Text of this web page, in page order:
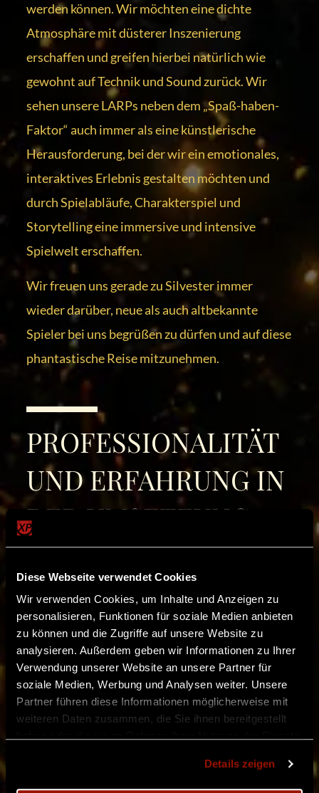
Diese Webseite verwendet Cookies
Wir verwenden Cookies, um Inhalte und Anzeigen zu
personalisieren, Funktionen für soziale Medien anbieten
zu können und die Zugriffe auf unsere Website zu
analysieren. Außerdem geben wir Informationen zu Ihrer
Verwendung unserer Website an unsere Partner für
soziale Medien, Werbung und Analysen weiter. Unsere
Partner führen diese Informationen möglicherweise mit
weiteren Daten zusammen, die Sie ihnen bereitgestellt
Details zeigen
werden können. Wir möchten eine dichte
Atmosphäre mit düsterer Inszenierung
erschaffen und greifen hierbei natürlich wie
gewohnt auf Technik und Sound zurück. Wir
sehen unsere LARPs neben dem „Spaß-haben-
Faktor“ auch immer als eine künstlerische
Herausforderung, bei der wir ein emotionales,
interaktives Erlebnis gestalten möchten und
durch Spielabläufe, Charakterspiel und
Storytelling eine immersive und intensive
Spielwelt erschaffen.
Wir freuen uns gerade zu Silvester immer
wieder darüber, neue als auch altbekannte
Spieler bei uns begrüßen zu dürfen und auf diese
phantastische Reise mitzunehmen.
PROFESSIONALITÄT
UND ERFAHRUNG IN
DER UMSETZUNG
VON LARP
Die gewohnte professionelle Umsetzung durch
Twilight ist dabei für uns weit mehr als nur
Organisation im Hintergrund. Gerade die vielen
kleinen Dinge tragen dazu bei, dass aus einem
einfachen Con ein gemeinsames Erlebnis wird,
Charaktere und die Atmosphäre konzentrieren